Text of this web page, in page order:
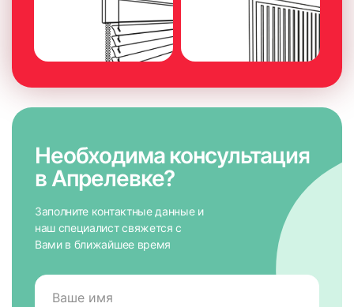
Необходима консультация
в Апрелевке?
Заполните контактные данные и
наш специалист свяжется с
Вами в ближайшее время